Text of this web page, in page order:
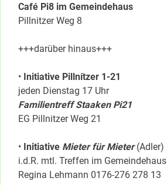
Café Pi8 im Gemeindehaus
Pillnitzer Weg 8
+++darüber hinaus+++
• Initiative Pillnítzer 1-21
jeden Dienstag 17 Uhr
Familientreff Staaken Pi21
EG Pillnitzer Weg 21
• Initiative Mieter für Mieter(Adler)
i.d.R. mtl. Treffen im Gemeindehaus
Regina Lehmann 0176-276 278 13